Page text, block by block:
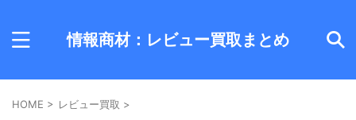
情報商材：レビュー買取まとめ
HOME > レビュー買取 >